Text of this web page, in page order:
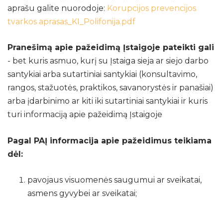
2023 m.
2025 m.
Dalyviai
aprašu galite nuorodoje: Korupcijos prevencijos
tvarkos aprasas_KI_Polifonija.pdf
Pranešimą apie pažeidimą Įstaigoje pateikti gali
- bet kuris asmuo, kurį su Įstaiga sieja ar siejo darbo
santykiai arba sutartiniai santykiai (konsultavimo,
rangos, stažuotės, praktikos, savanorystės ir panašiai)
arba įdarbinimo ar kiti iki sutartiniai santykiai ir kuris
turi informaciją apie pažeidimą Įstaigoje
Pagal PAĮ informacija apie pažeidimus teikiama
dėl:
pavojaus visuomenės saugumui ar sveikatai,
asmens gyvybei ar sveikatai;